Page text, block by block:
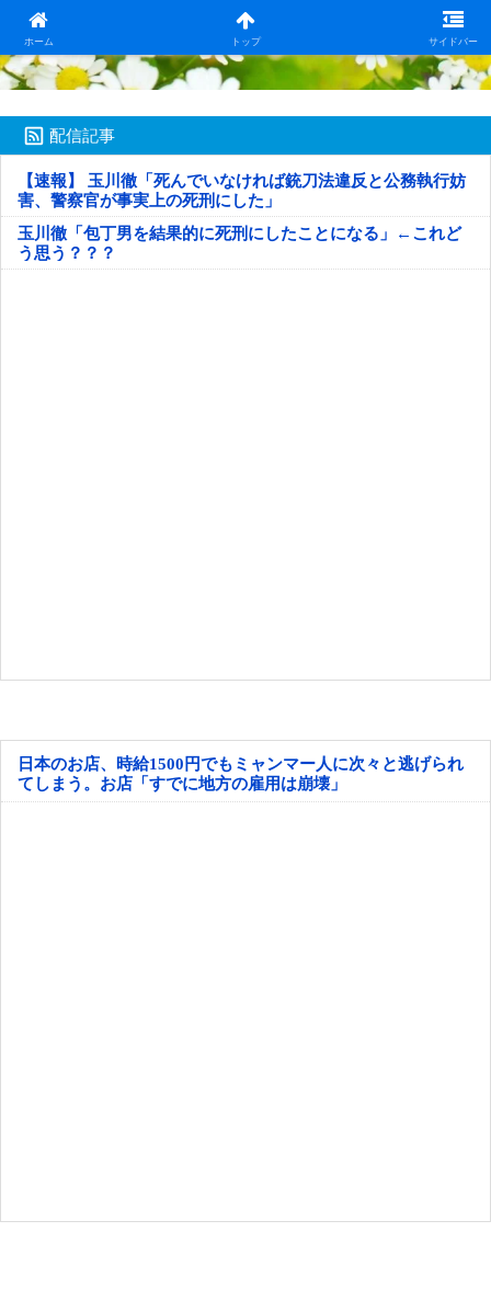
ホーム トップ サイドバー
日本第一！ニュース録
配信記事
【速報】 玉川徹「死んでいなければ銃刀法違反と公務執行妨
害、警察官が事実上の死刑にした」
玉川徹「包丁男を結果的に死刑にしたことになる」←これど
う思う？？？
日本のお店、時給1500円でもミャンマー人に次々と逃げられ
てしまう。お店「すでに地方の雇用は崩壊」